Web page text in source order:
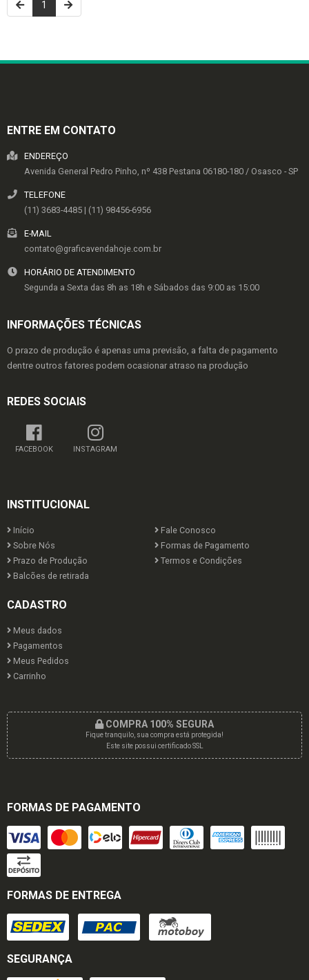
1
ENTRE EM CONTATO
ENDEREÇO
Avenida General Pedro Pinho, nº 438 Pestana 06180-180 / Osasco - SP
TELEFONE
(11) 3683-4485 | (11) 98456-6956
E-MAIL
contato@graficavendahoje.com.br
HORÁRIO DE ATENDIMENTO
Segunda a Sexta das 8h as 18h e Sábados das 9:00 as 15:00
INFORMAÇÕES TÉCNICAS
O prazo de produção é apenas uma previsão, a falta de pagamento
dentre outros fatores podem ocasionar atraso na produção
REDES SOCIAIS
FACEBOOK INSTAGRAM
INSTITUCIONAL
Início
Fale Conosco
Sobre Nós
Formas de Pagamento
Prazo de Produção
Termos e Condições
Balcões de retirada
CADASTRO
Meus dados
Pagamentos
Meus Pedidos
Carrinho
COMPRA 100% SEGURA
Fique tranquilo, sua compra está protegida!
Este site possui certificado SSL
FORMAS DE PAGAMENTO
FORMAS DE ENTREGA
SEGURANÇA